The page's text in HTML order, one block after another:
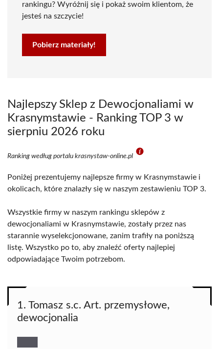
rankingu? Wyróżnij się i pokaż swoim klientom, że
jesteś na szczycie!
Pobierz materiały!
Najlepszy Sklep z Dewocjonaliami w
Krasnymstawie - Ranking TOP 3 w
sierpniu 2026 roku
Ranking według portalu krasnystaw-online.pl
Poniżej prezentujemy najlepsze firmy w Krasnymstawie i
okolicach, które znalazły się w naszym zestawieniu TOP 3.
Wszystkie firmy w naszym rankingu sklepów z
dewocjonaliami w Krasnymstawie, zostały przez nas
starannie wyselekcjonowane, zanim trafiły na poniższą
listę. Wszystko po to, aby znaleźć oferty najlepiej
odpowiadające Twoim potrzebom.
1. Tomasz s.c. Art. przemysłowe,
dewocjonalia